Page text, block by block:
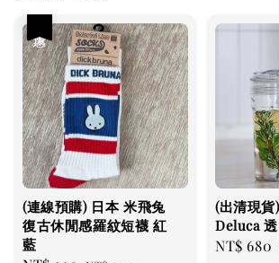
(連線預購) 日本 米飛兔
復古休閒感羅紋短襪 紅
藍
(出清現貨
Deluca
Sale
NT$ 680